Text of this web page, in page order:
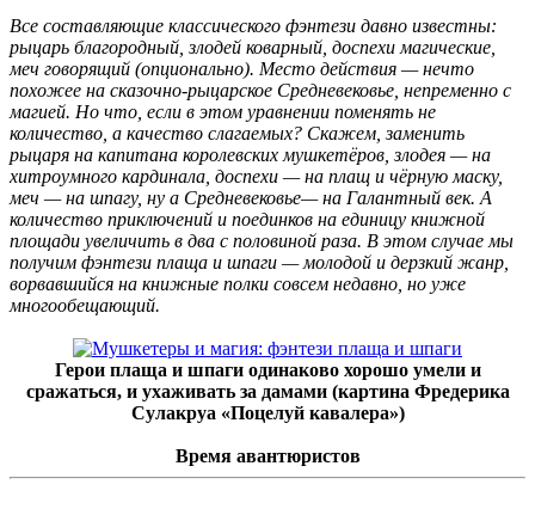
Все составляющие классического фэнтези давно известны:
рыцарь благородный, злодей коварный, доспехи магические,
меч говорящий (опционально). Место действия — нечто
похожее на сказочно-рыцарское Средневековье, непременно с
магией. Но что, если в этом уравнении поменять не
количество, а качество слагаемых? Скажем, заменить
рыцаря на капитана королевских мушкетёров, злодея — на
хитроумного кардинала, доспехи — на плащ и чёрную маску,
меч — на шпагу, ну а Средневековье— на Галантный век. А
количество приключений и поединков на единицу книжной
площади увеличить в два с половиной раза. В этом случае мы
получим фэнтези плаща и шпаги — молодой и дерзкий жанр,
ворвавшийся на книжные полки совсем недавно, но уже
многообещающий.
Герои плаща и шпаги одинаково хорошо умели и
сражаться, и ухаживать за дамами (картина Фредерика
Сулакруа «Поцелуй кавалера»)
Время авантюристов